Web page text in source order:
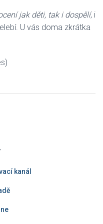
jak děti, tak i dospělí, i
U vás doma zkrátka
kanál